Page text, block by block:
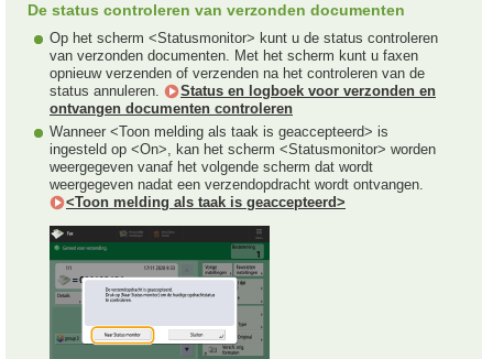
De status controleren van verzonden documenten
Op het scherm <Statusmonitor> kunt u de status controleren
van verzonden documenten. Met het scherm kunt u faxen
opnieuw verzenden of verzenden na het controleren van de
status annuleren.
Status en logboek voor verzonden en
ontvangen documenten controleren
Wanneer <Toon melding als taak is geaccepteerd> is
ingesteld op <On>, kan het scherm <Statusmonitor> worden
weergegeven vanaf het volgende scherm dat wordt
weergegeven nadat een verzendopdracht wordt ontvangen.
<Toon melding als taak is geaccepteerd>